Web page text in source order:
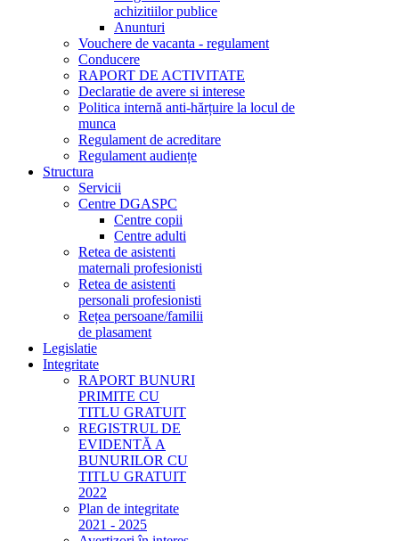
achizitiilor publice
Anunturi
Vouchere de vacanta - regulament
Conducere
RAPORT DE ACTIVITATE
Declaratie de avere si interese
Politica internă anti-hărțuire la locul de
munca
Regulament de acreditare
Regulament audiențe
Structura
Servicii
Centre DGASPC
Centre copii
Centre adulti
Retea de asistenti
maternali profesionisti
Retea de asistenti
personali profesionisti
Rețea persoane/familii
de plasament
Legislatie
Integritate
RAPORT BUNURI
PRIMITE CU
TITLU GRATUIT
REGISTRUL DE
EVIDENTĂ A
BUNURILOR CU
TITLU GRATUIT
2022
Plan de integritate
2021 - 2025